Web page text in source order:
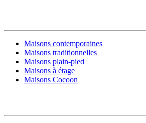
Maisons contemporaines
Maisons traditionnelles
Maisons plain-pied
Maisons à étage
Maisons Cocoon